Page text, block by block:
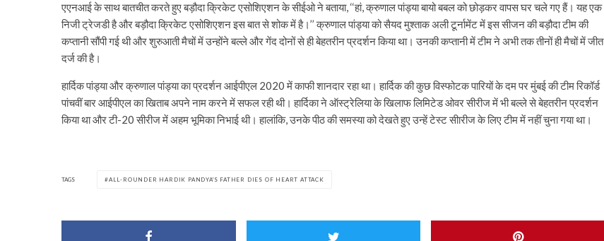
एएनआई के साथ बातचीत करते हुए बड़ौदा क्रिकेट एसोशिएशन के सीईओ ने बताया, ‘‘हां, क्रुणाल पांड्या बायो बबल को छोड़कर वापस घर चले गए हैं। यह एक
निजी ट्रेजडी है और बड़ौदा क्रिकेट एसोशिएशन इस बात से शोक में है।’’ क्रुणाल पांड्या को सैयद मुश्ताक अली टूर्नामेंट में इस सीजन की बड़ौदा टीम की
कप्तानी सौंपी गई थी और शुरुआती मैचों में उन्होंने बल्ले और गेंद दोनों से ही बेहतरीन प्रदर्शन किया था। उनकी कप्तानी में टीम ने अभी तक तीनों ही मैचों में जीत
दर्ज की है।
हार्दिक पांड्या और क्रुणाल पांड्या का प्रदर्शन आईपीएल 2020 में काफी शानदार रहा था। हार्दिक की कुछ विस्फोटक पारियों के दम पर मुंबई की टीम रिकॉर्ड
पांचवीं बार आईपीएल का खिताब अपने नाम करने में सफल रही थी। हार्दिका ने ऑस्ट्रेलिया के खिलाफ लिमिटेड ओवर सीरीज में भी बल्ले से बेहतरीन प्रदर्शन
किया था और टी-20 सीरीज में अहम भूमिका निभाई थी। हालांकि, उनके पीठ की समस्या को देखते हुए उन्हें टेस्ट सीारीज के लिए टीम में नहीं चुना गया था।
TAGS ALL-ROUNDER HARDIK PANDYA'S FATHER DIES OF HEART ATTACK